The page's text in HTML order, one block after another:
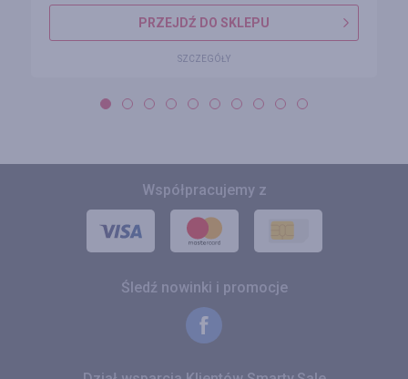
PRZEJDŹ DO SKLEPU
SZCZEGÓŁY
Współpracujemy z
Śledź nowinki i promocje